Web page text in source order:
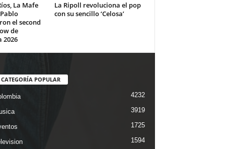
La Mafe
el second
de
2026
La Ripoll revoluciona el pop
con su sencillo ‘Celosa’
CATEGORÍA POPULAR
4232
3919
1725
1594